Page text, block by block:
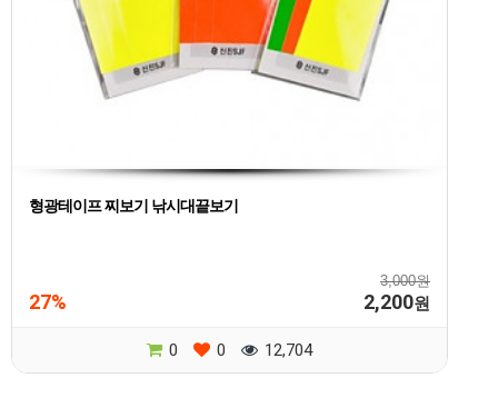
형광테이프 찌보기 낚시대끝보기
3,000원
27% 2,200원
0 0 12,704